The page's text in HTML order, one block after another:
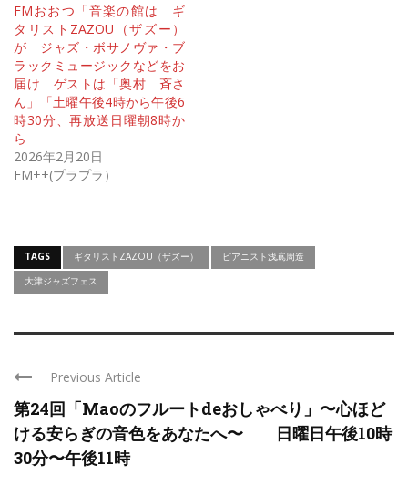
FMおおつ「音楽の館は ギ
タリストZAZOU（ザズー）
が ジャズ・ボサノヴァ・ブ
ラックミュージックなどをお
届け ゲストは「奥村 斉さ
ん」「土曜午後4時から午後6
時30分、再放送日曜朝8時か
ら
2026年2月20日
FM++(プラプラ）
TAGS ギタリストZAZOU（ザズー）
ピアニスト浅嶌周造
大津ジャズフェス
Previous Article
第24回「Maoのフルートdeおしゃべり」〜心ほど
ける安らぎの音色をあなたへ〜 日曜日午後10時
30分〜午後11時